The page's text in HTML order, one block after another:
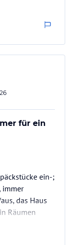
für ein
ein-;
immer
das Haus
Räumen